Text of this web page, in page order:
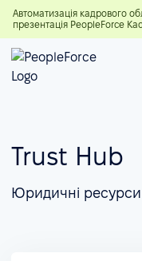
Автоматизація кадрового
презентація PeopleForce
Trust Hub
Юридичні